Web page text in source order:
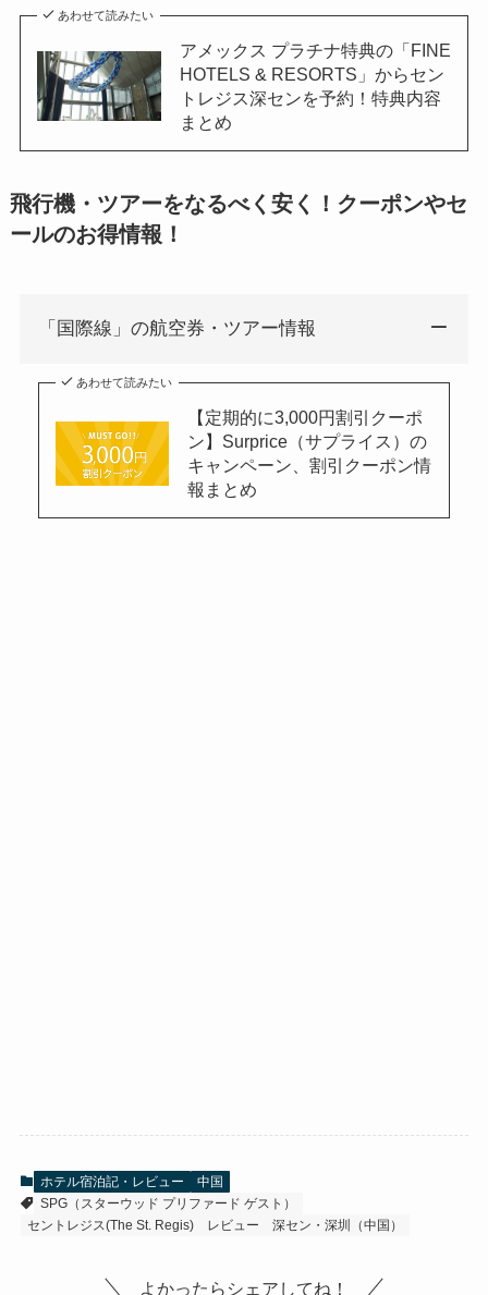
あわせて読みたい
アメックス プラチナ特典の「FINE
HOTELS & RESORTS」からセン
トレジス深センを予約！特典内容
まとめ
飛行機・ツアーをなるべく安く！クーポンやセ
ールのお得情報！
「国際線」の航空券・ツアー情報
あわせて読みたい
【定期的に3,000円割引クーポ
ン】Surprice（サプライス）の
キャンペーン、割引クーポン情
報まとめ
ホテル宿泊記・レビュー
中国
SPG（スターウッド プリファード ゲスト）
セントレジス(The St. Regis)
レビュー 深セン・深圳（中国）
よかったらシェアしてね！